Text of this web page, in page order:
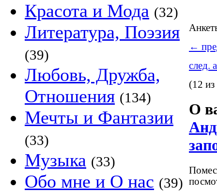
Красота и Мода (32)
Литература, Поэзия
(39)
Любовь, Дружба,
Отношения (134)
Мечты и Фантазии
(33)
Музыка (33)
Обо мне и О нас (39)
←
след.
(12
О